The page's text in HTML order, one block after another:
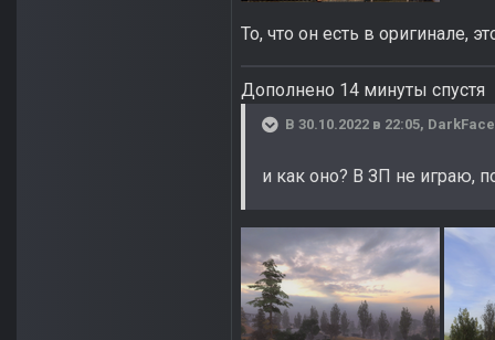
То, что он есть в оригинале,
Дополнено 14 минуты спустя
В 30.10.2022 в 22:05, DarkFace
и как оно? В ЗП не играю,